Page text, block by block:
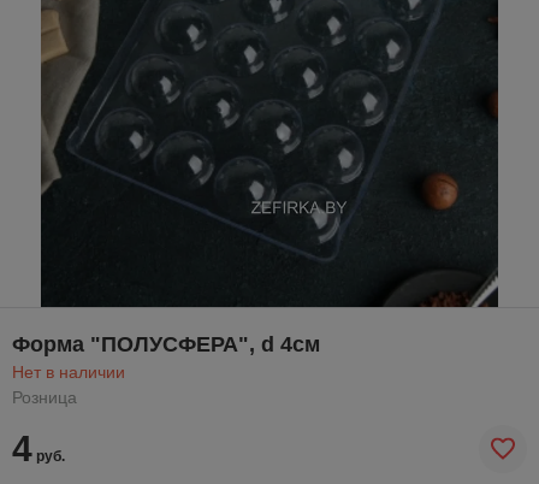
Форма "ПОЛУСФЕРА", d 4см
Нет в наличии
Розница
4 руб.